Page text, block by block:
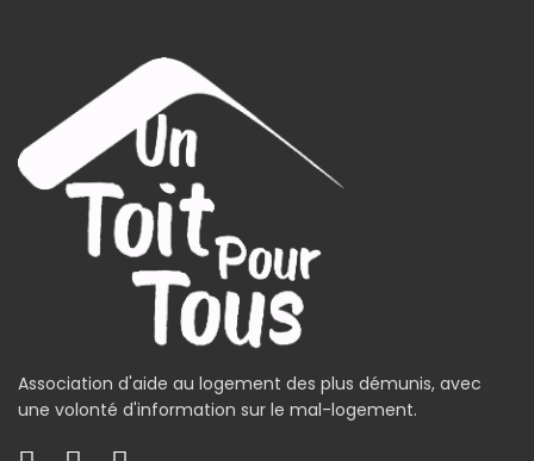
Association d'aide au logement des plus démunis, avec
une volonté d'information sur le mal-logement.